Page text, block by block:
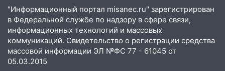
18:14 Прогноз погоды на 6 августа в
Ульяновской области
18:00 Мотофристайл, рок и силовой
экстрим: в Ульяновске пройдет
большой фестиваль «Наше время»
"Информационный портал misanec.ru" зарегистрирован
в Федеральной службе по надзору в сфере связи,
информационных технологий и массовых
коммуникаций. Свидетельство о регистрации средства
массовой информации ЭЛ №ФС 77 - 61045 от
05.03.2015